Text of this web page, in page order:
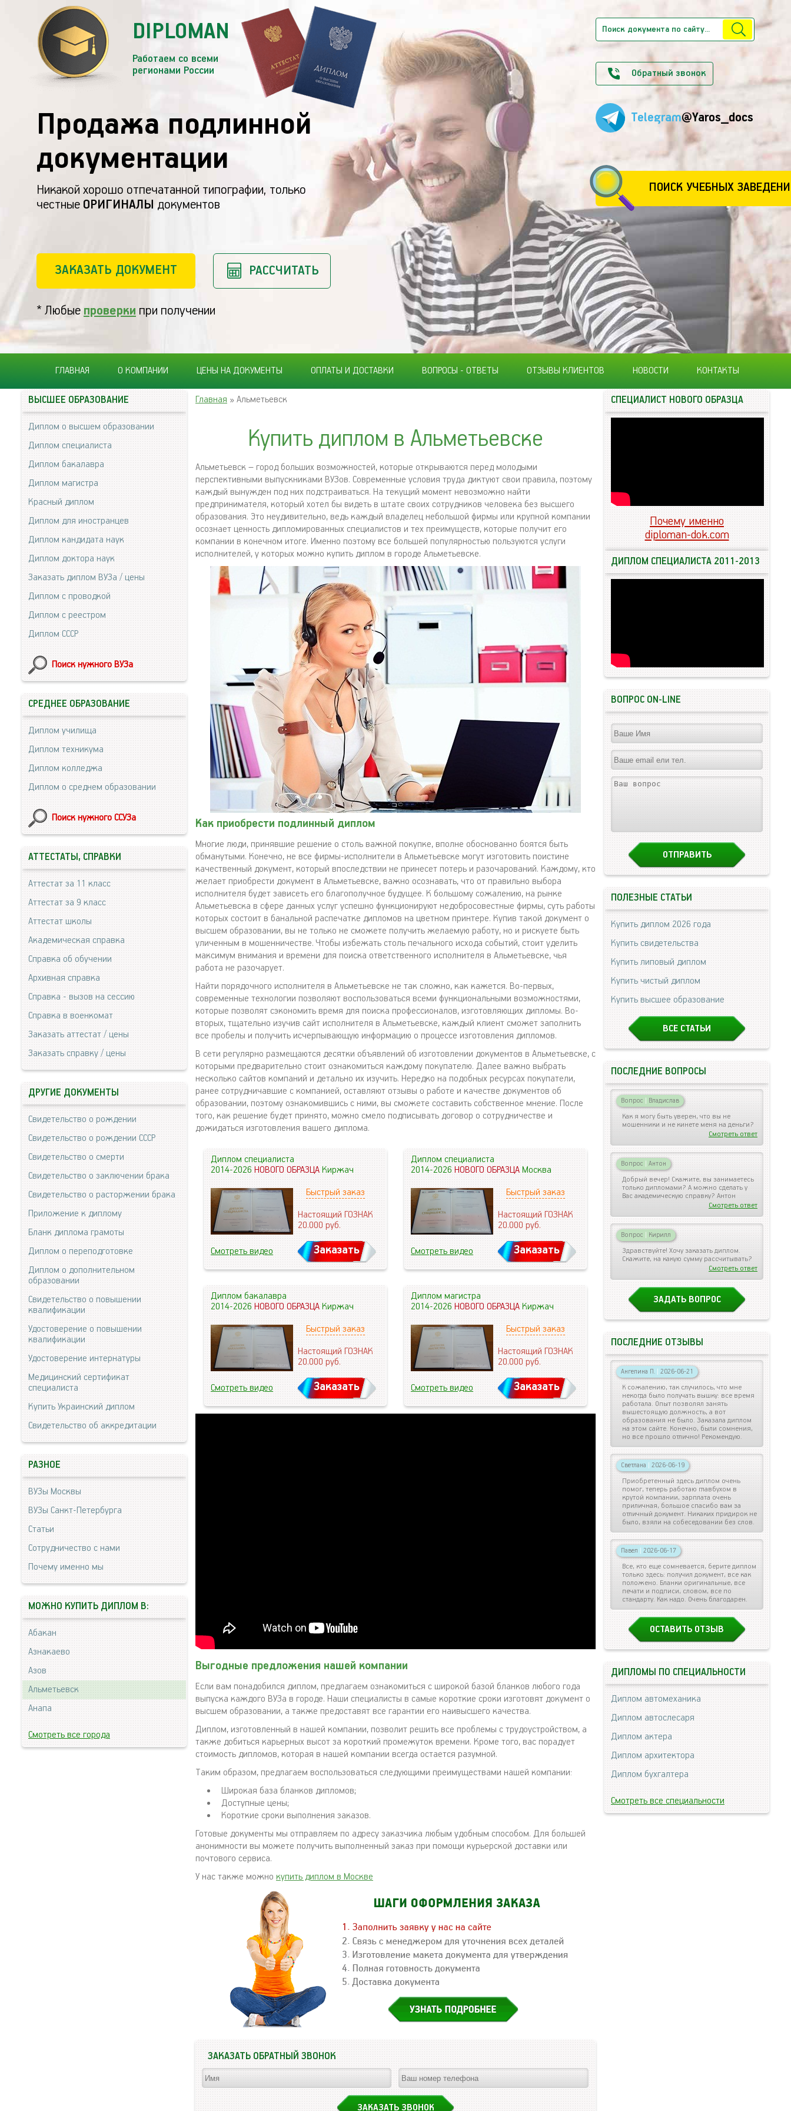
DIPLOMAN
Работаем со всеми
регионами России
Продажа подлинной
документации
Никакой хорошо отпечатанной типографии, только
честные ОРИГИНАЛЫ документов
ЗАКАЗАТЬ ДОКУМЕНТ РАССЧИТАТЬ
* Любые проверки при получении
Обратный звонок
Telegram@Yaros_docs
ПОИСК УЧЕБНЫХ
ГЛАВНАЯ О КОМПАНИИ ЦЕНЫ НА ДОКУМЕНТЫ ОПЛАТЫ И ДОСТАВКИ ВОПРОСЫ - ОТВЕТЫ ОТЗЫВЫ КЛИЕНТОВ НОВОСТИ КОНТАКТЫ
Главная » Альметьевск
Купить диплом в Альметьевске
Альметьевск – город больших возможностей, которые открываются перед молодыми
перспективными выпускниками ВУЗов. Современные условия труда диктуют свои правила, поэтому
каждый вынужден под них подстраиваться. На текущий момент невозможно найти
предпринимателя, который хотел бы видеть в штате своих сотрудников человека без высшего
образования. Это неудивительно, ведь каждый владелец небольшой фирмы или крупной компании
осознает ценность дипломированных специалистов и тех преимуществ, которые получит его
компании в конечном итоге. Именно поэтому все большей популярностью пользуются услуги
исполнителей, у которых можно купить диплом в городе Альметьевске.
Как приобрести подлинный диплом
Многие люди, принявшие решение о столь важной покупке, вполне обоснованно боятся быть
обманутыми. Конечно, не все фирмы-исполнители в Альметьевске могут изготовить поистине
качественный документ, который впоследствии не принесет потерь и разочарований. Каждому, кто
желает приобрести документ в Альметьевске, важно осознавать, что от правильно выбора
исполнителя будет зависеть его благополучное будущее. К большому сожалению, на рынке
Альметьевска в сфере данных услуг успешно функционируют недобросовестные фирмы, суть работы
которых состоит в банальной распечатке дипломов на цветном принтере. Купив такой документ о
высшем образовании, вы не только не сможете получить желаемую работу, но и рискуете быть
уличенным в мошенничестве. Чтобы избежать столь печального исхода событий, стоит уделить
максимум внимания и времени для поиска ответственного исполнителя в Альметьевске, чья
работа не разочарует.
Найти порядочного исполнителя в Альметьевске не так сложно, как кажется. Во-первых,
современные технологии позволяют воспользоваться всеми функциональными возможностями,
которые позволят сэкономить время для поиска профессионалов, изготовляющих дипломы. Во-
вторых, тщательно изучив сайт исполнителя в Альметьевске, каждый клиент сможет заполнить
все пробелы и получить исчерпывающую информацию о процессе изготовления дипломов.
В сети регулярно размещаются десятки объявлений об изготовлении документов в Альметьевске, с
которыми предварительно стоит ознакомиться каждому покупателю. Далее важно выбрать
несколько сайтов компаний и детально их изучить. Нередко на подобных ресурсах покупатели,
ранее сотрудничавшие с компанией, оставляют отзывы о работе и качестве документов об
образовании, поэтому ознакомившись с ними, вы сможете составить собственное мнение. После
того, как решение будет принято, можно смело подписывать договор о сотрудничестве и
дожидаться изготовления вашего диплома.
Диплом специалиста
2014-2026НОВОГО ОБРАЗЦАКиржач
Быстрый заказ
Настоящий ГОЗНАК
20.000руб.
Смотреть видео Заказать
Диплом специалиста
2014-2026НОВОГО ОБРАЗЦАМосква
Быстрый заказ
Настоящий ГОЗНАК
20.000руб.
Смотреть видео Заказать
Диплом бакалавра
2014-2026НОВОГО ОБРАЗЦАКиржач
Быстрый заказ
Настоящий ГОЗНАК
20.000руб.
Смотреть видео Заказать
Диплом магистра
2014-2026НОВОГО ОБРАЗЦАКиржач
Быстрый заказ
Настоящий ГОЗНАК
20.000руб.
Смотреть видео Заказать
Выгодные предложения нашей компании
Если вам понадобился диплом, предлагаем ознакомиться с широкой базой бланков любого года
выпуска каждого ВУЗа в городе. Наши специалисты в самые короткие сроки изготовят документ о
высшем образовании, а также предоставят все гарантии его наивысшего качества.
Диплом, изготовленный в нашей компании, позволит решить все проблемы с трудоустройством, а
также добиться карьерных высот за короткий промежуток времени. Кроме того, вас порадует
стоимость дипломов, которая в нашей компании всегда остается разумной.
Таким образом, предлагаем воспользоваться следующими преимуществами нашей компании:
Широкая база бланков дипломов;
Доступные цены;
Короткие сроки выполнения заказов.
Готовые документы мы отправляем по адресу заказчика любым удобным способом. Для большей
анонимности вы можете получить выполненный заказ при помощи курьерской доставки или
почтового сервиса.
У нас также можно купить диплом в Москве
ЗАКАЗАТЬ ОБРАТНЫЙ ЗВОНОК
ВЫСШЕЕ ОБРАЗОВАНИЕ
Диплом о высшем образовании
Диплом специалиста
Диплом бакалавра
Диплом магистра
Красный диплом
Диплом для иностранцев
Диплом кандидата наук
Диплом доктора наук
Заказать диплом ВУЗа / цены
Диплом с проводкой
Диплом с реестром
Диплом СССР
Поиск нужного ВУЗа
СРЕДНЕЕ ОБРАЗОВАНИЕ
Диплом училища
Диплом техникума
Диплом колледжа
Диплом о среднем образовании
Поиск нужного ССУЗа
АТТЕСТАТЫ, СПРАВКИ
Аттестат за 11 класс
Аттестат за 9 класс
Аттестат школы
Академическая справка
Справка об обучении
Архивная справка
Справка - вызов на сессию
Справка в военкомат
Заказать аттестат / цены
Заказать справку / цены
ДРУГИЕ ДОКУМЕНТЫ
Свидетельство о рождении
Свидетельство о рождении СССР
Свидетельство о смерти
Свидетельство о заключении брака
Свидетельство о расторжении брака
Приложение к диплому
Бланк диплома грамоты
Диплом о переподготовке
Диплом о дополнительном
образовании
Свидетельство о повышении
квалификации
Удостоверение о повышении
квалификации
Удостоверение интернатуры
Медицинский сертификат
специалиста
Купить Украинский диплом
Свидетельство об аккредитации
РАЗНОЕ
ВУЗы Москвы
ВУЗы Санкт-Петербурга
Статьи
Сотрудничество с нами
Почему именно мы
МОЖНО КУПИТЬ ДИПЛОМ В:
Абакан
Азнакаево
Азов
Альметьевск
Анапа
Смотреть все города
СПЕЦИАЛИСТ НОВОГО ОБРАЗЦА
Почему именно
diploman-dok.com
ДИПЛОМ СПЕЦИАЛИСТА 2011-2013
ВОПРОС ON-LINE
ПОЛЕЗНЫЕ СТАТЬИ
Купить диплом 2026 года
Купить свидетельства
Купить липовый диплом
Купить чистый диплом
Купить высшее образование
ВСЕ СТАТЬИ
ПОСЛЕДНИЕ ВОПРОСЫ
Вопрос | Владислав
Как я могу быть уверен, что вы не
мошенники и не кинете меня на деньги?
Смотреть ответ
Вопрос | Антон
Добрый вечер! Скажите, вы занимаетесь
только дипломами? А можно сделать у
Вас академическую справку? Антон
Смотреть ответ
Вопрос | Кирилл
Здравствуйте! Хочу заказать диплом.
Скажите, на какую сумму рассчитывать?
Смотреть ответ
ЗАДАТЬ ВОПРОС
ПОСЛЕДНИЕ ОТЗЫВЫ
Ангелина П. | 2026-06-21
К сожалению, так случилось, что мне
некогда было получать вышку: все время
работала. Опыт позволял занять
вышестоящую должность, а вот
образования не было. Заказала диплом
на этом сайте. Конечно, были сомнения,
но все прошло отлично! Рекомендую.
Светлана | 2026-06-19
Приобретенный здесь диплом очень
помог, теперь работаю главбухом в
крутой компании, зарплата очень
приличная, большое спасибо вам за
отличный документ. Никаких придирок не
было, взяли на собеседовании без слов.
Павел | 2026-06-17
Все, кто еще сомневается, берите диплом
только здесь: получил документ, все как
положено. Бланки оригинальные, все
печати и подписи, словом, все по
стандарту. Как надо. Очень благодарен.
ОСТАВИТЬ ОТЗЫВ
ДИПЛОМЫ ПО СПЕЦИАЛЬНОСТИ
Диплом автомеханика
Диплом автослесаря
Диплом актера
Диплом архитектора
Диплом бухгалтера
Смотреть все специальности